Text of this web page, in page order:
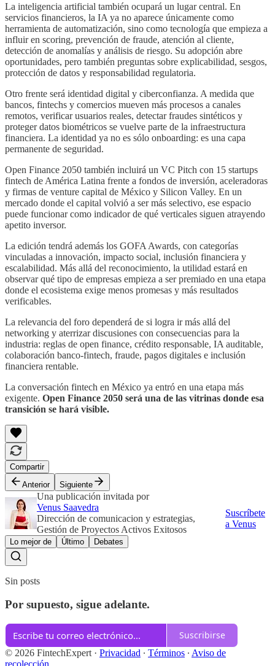
La inteligencia artificial también ocupará un lugar central. En
servicios financieros, la IA ya no aparece únicamente como
herramienta de automatización, sino como tecnología que empieza a
influir en scoring, prevención de fraude, atención al cliente,
detección de anomalías y análisis de riesgo. Su adopción abre
oportunidades, pero también preguntas sobre explicabilidad, sesgos,
protección de datos y responsabilidad regulatoria.
Otro frente será identidad digital y ciberconfianza. A medida que
bancos, fintechs y comercios mueven más procesos a canales
remotos, verificar usuarios reales, detectar fraudes sintéticos y
proteger datos biométricos se vuelve parte de la infraestructura
financiera. La identidad ya no es sólo onboarding: es una capa
permanente de seguridad.
Open Finance 2050 también incluirá un VC Pitch con 15 startups
fintech de América Latina frente a fondos de inversión, aceleradoras
y firmas de venture capital de México y Silicon Valley. En un
mercado donde el capital volvió a ser más selectivo, ese espacio
puede funcionar como indicador de qué verticales siguen atrayendo
apetito inversor.
La edición tendrá además los GOFA Awards, con categorías
vinculadas a innovación, impacto social, inclusión financiera y
escalabilidad. Más allá del reconocimiento, la utilidad estará en
observar qué tipo de empresas empieza a ser premiado en una etapa
donde el ecosistema exige menos promesas y más resultados
verificables.
La relevancia del foro dependerá de si logra ir más allá del
networking y aterrizar discusiones con consecuencias para la
industria: reglas de open finance, crédito responsable, IA auditable,
colaboración banco-fintech, fraude, pagos digitales e inclusión
financiera rentable.
La conversación fintech en México ya entró en una etapa más
exigente. Open Finance 2050 será una de las vitrinas donde esa
transición se hará visible.
Compartir
Anterior
Siguiente
Una publicación invitada por
Venus Saavedra
Dirección de comunicacion y estrategias,
Gestión de Proyectos Activos Exitosos
Suscríbete
a Venus
Lo mejor de Último Debates
Sin posts
Por supuesto, sigue adelante.
Suscribirse
© 2026 FintechExpert · Privacidad ∙ Términos ∙ Aviso de
recolección